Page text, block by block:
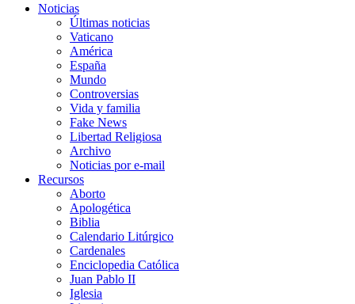
Noticias
Últimas noticias
Vaticano
América
España
Mundo
Controversias
Vida y familia
Fake News
Libertad Religiosa
Archivo
Noticias por e-mail
Recursos
Aborto
Apologética
Biblia
Calendario Litúrgico
Cardenales
Enciclopedia Católica
Juan Pablo II
Iglesia